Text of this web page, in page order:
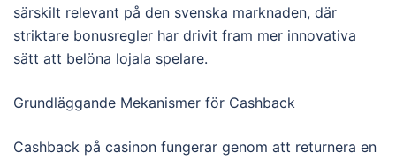
särskilt relevant på den svenska marknaden, där
striktare bonusregler har drivit fram mer innovativa
sätt att belöna lojala spelare.
Grundläggande Mekanismer för Cashback
Cashback på casinon fungerar genom att returnera en